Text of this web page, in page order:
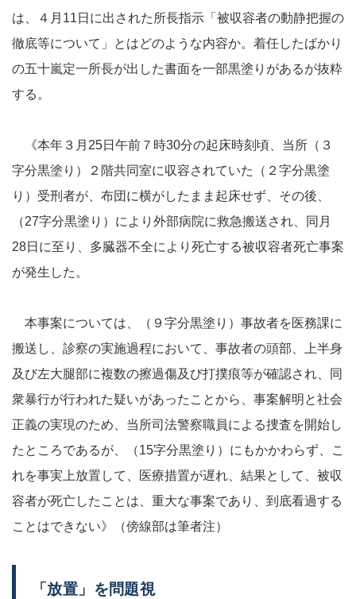
は、４月11日に出された所長指示「被収容者の動静把握の
徹底等について」とはどのような内容か。着任したばかり
の五十嵐定一所長が出した書面を一部黒塗りがあるが抜粋
する。
《本年３月25日午前７時30分の起床時刻頃、当所（３
字分黒塗り）２階共同室に収容されていた（２字分黒塗
り）受刑者が、布団に横がしたまま起床せず、その後、
（27字分黒塗り）により外部病院に救急搬送され、同月
28日に至り、多臓器不全により死亡する被収容者死亡事案
が発生した。
本事案については、（９字分黒塗り）事故者を医務課に
搬送し、診察の実施過程において、事故者の頭部、上半身
及び左大腿部に複数の擦過傷及び打撲痕等が確認され、同
衆暴行が行われた疑いがあったことから、事案解明と社会
正義の実現のため、当所司法警察職員による捜査を開始し
たところであるが、（15字分黒塗り）にもかかわらず、こ
れを事実上放置して、医療措置が遅れ、結果として、被収
容者が死亡したことは、重大な事案であり、到底看過する
ことはできない》（傍線部は筆者注）
「放置」を問題視